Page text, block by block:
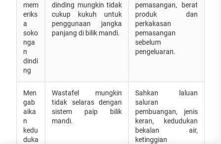
mem
eriks
a
soko
nga
n
dindi
ng
dinding mungkin tidak
cukup kukuh untuk
penggunaan jangka
panjang di bilik mandi.
pemasangan, berat
produk dan
perkakasan
pemasangan
sebelum
pengeluaran.
Men
gab
aika
n
kedu
duka
Wastafel mungkin
tidak selaras dengan
sistem paip bilik
mandi.
Sahkan laluan
saluran
pembuangan, jenis
keran, kedudukan
bekalan air,
ketinggian